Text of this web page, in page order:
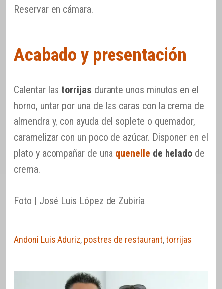
Reservar en cámara.
Acabado y presentación
Calentar las torrijas durante unos minutos en el
horno, untar por una de las caras con la crema de
almendra y, con ayuda del soplete o quemador,
caramelizar con un poco de azúcar. Disponer en el
plato y acompañar de una quenelle de helado de
crema.
Foto | José Luis López de Zubiría
Andoni Luis Aduriz, postres de restaurant,torrijas